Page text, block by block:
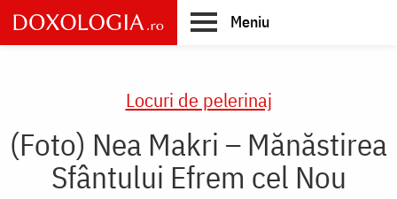
Skip
to
main
Meniu
Locuri de pelerinaj
(Foto) Nea Makri – Mănăstirea
Sfântului Efrem cel Nou